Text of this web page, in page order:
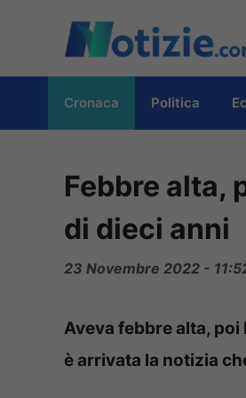
contenuto
Cronaca Politica
Febbre alta,
di dieci anni
23 Novembre 2022 -
Aveva febbre alta,
è arrivata la notizia